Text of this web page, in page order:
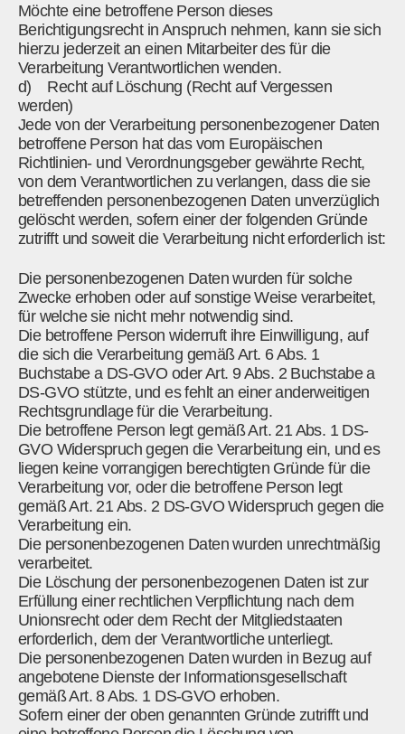
Möchte eine betroffene Person dieses
Berichtigungsrecht in Anspruch nehmen, kann sie sich
hierzu jederzeit an einen Mitarbeiter des für die
Verarbeitung Verantwortlichen wenden.
d) Recht auf Löschung (Recht auf Vergessen
werden)
Jede von der Verarbeitung personenbezogener Daten
betroffene Person hat das vom Europäischen
Richtlinien- und Verordnungsgeber gewährte Recht,
von dem Verantwortlichen zu verlangen, dass die sie
betreffenden personenbezogenen Daten unverzüglich
gelöscht werden, sofern einer der folgenden Gründe
zutrifft und soweit die Verarbeitung nicht erforderlich ist:
Die personenbezogenen Daten wurden für solche
Zwecke erhoben oder auf sonstige Weise verarbeitet,
für welche sie nicht mehr notwendig sind.
Die betroffene Person widerruft ihre Einwilligung, auf
die sich die Verarbeitung gemäß Art. 6 Abs. 1
Buchstabe a DS-GVO oder Art. 9 Abs. 2 Buchstabe a
DS-GVO stützte, und es fehlt an einer anderweitigen
Rechtsgrundlage für die Verarbeitung.
Die betroffene Person legt gemäß Art. 21 Abs. 1 DS-
GVO Widerspruch gegen die Verarbeitung ein, und es
liegen keine vorrangigen berechtigten Gründe für die
Verarbeitung vor, oder die betroffene Person legt
gemäß Art. 21 Abs. 2 DS-GVO Widerspruch gegen die
Verarbeitung ein.
Die personenbezogenen Daten wurden unrechtmäßig
verarbeitet.
Die Löschung der personenbezogenen Daten ist zur
Erfüllung einer rechtlichen Verpflichtung nach dem
Unionsrecht oder dem Recht der Mitgliedstaaten
erforderlich, dem der Verantwortliche unterliegt.
Die personenbezogenen Daten wurden in Bezug auf
angebotene Dienste der Informationsgesellschaft
gemäß Art. 8 Abs. 1 DS-GVO erhoben.
Sofern einer der oben genannten Gründe zutrifft und